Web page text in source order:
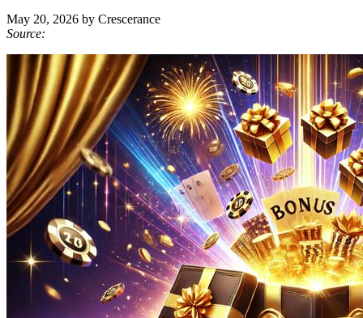
May 20, 2026 by Crescerance
Source: